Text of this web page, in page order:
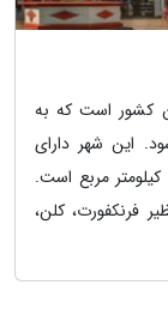
کشور است که به
این شهر دارای
جمعیتی حدود 100 هزار نفر و مساحتی برابر 117.1 کیلومتر مربع است.
فرنکفورت، کلن،